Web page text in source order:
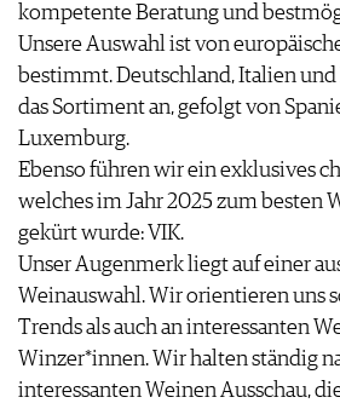
WEINSUCHE
NEWSLETTER
WINE TRADE CLUB
REDAKTION
JOBS
WERBUNG
PRESSE
IMPRESSUM
AGB & DATENSCHUTZ
FAQ
kompetente Beratung und
Unsere Auswahl ist von
bestimmt. Deutschland, Italien
das Sortiment an, gefolgt von
Luxemburg.
Ebenso führen wir ein exklusives
welches im Jahr 2025 zum besten
gekürt wurde: VIK.
Unser Augenmerk liegt auf einer
Weinauswahl. Wir orientieren uns
Trends als auch an interessanten
Winzer*innen. Wir halten ständig
interessanten Weinen Ausschau,